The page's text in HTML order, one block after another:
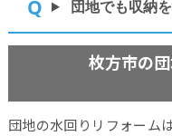
団地でも収納
枚方市の
団地の水回りリフォーム